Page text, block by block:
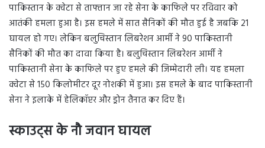
पाकिस्तान के क्वेटा से ताफ्तान जा रहे सेना के काफिले पर रविवार को
आतंकी हमला हुआ है। इस हमले में सात सैनिकों की मौत हुई है जबकि 21
घायल हो गए। लेकिन बलुचिस्तान लिबरेशन आर्मी ने 90 पाकिस्तानी
सैनिकों की मौत का दावा किया है। बलुचिस्तान लिबरेशन आर्मी ने
पाकिस्तानी सेना के काफिले पर हुए हमले की जिम्मेदारी ली। यह हमला
क्वेटा से 150 किलोमीटर दूर नोशकी में हुआ। इस हमले के बाद पाकिस्तानी
सेना ने इलाके में हेलिकॉप्टर और ड्रोन तैनात कर दिए हैं।
स्काउट्स के नौ जवान घायल